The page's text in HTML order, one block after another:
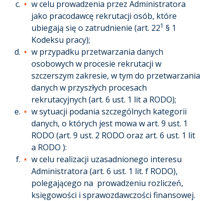
w celu prowadzenia przez Administratora
jako pracodawcę rekrutacji osób, które
ubiegają się o zatrudnienie (art. 221 § 1
Kodeksu pracy);
w przypadku przetwarzania danych
osobowych w procesie rekrutacji w
szczerszym zakresie, w tym do przetwarzania
danych w przyszłych procesach
rekrutacyjnych (art. 6 ust. 1 lit a RODO);
w sytuacji podania szczególnych kategorii
danych, o których jest mowa w art. 9 ust. 1
RODO (art. 9 ust. 2 RODO oraz art. 6 ust. 1 lit
a RODO ):
w celu realizacji uzasadnionego interesu
Administratora (art. 6 ust. 1 lit. f RODO),
polegającego na prowadzeniu rozliczeń,
księgowości i sprawozdawczości finansowej.